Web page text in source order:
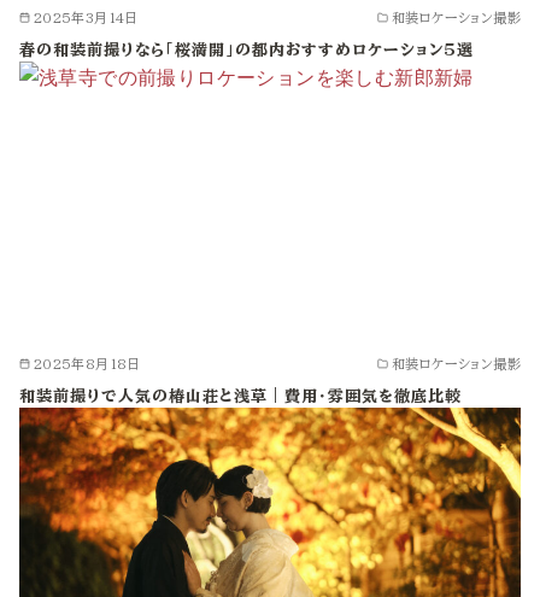
2025年3月14日 和装ロケーション撮影
春の和装前撮りなら「桜満開」の都内おすすめロケーション5選
2025年8月18日 和装ロケーション撮影
和装前撮りで人気の椿山荘と浅草｜費用・雰囲気を徹底比較